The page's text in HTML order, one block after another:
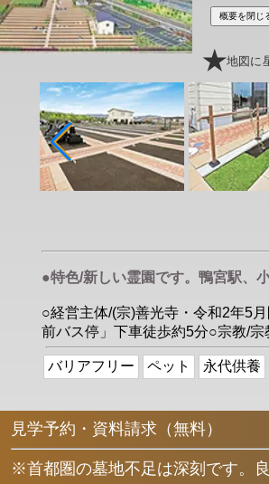
概要を閉じ
地図に
●特色/新しい霊園です。鴨宮駅、
○経営主体/(宗)善光寺・令和2年5
前バス停」下車徒歩約5分○宗教/
バリアフリー ペット 永代供養
見学予約・資料請求（無料）
※首都圏の墓地不足は深刻です。